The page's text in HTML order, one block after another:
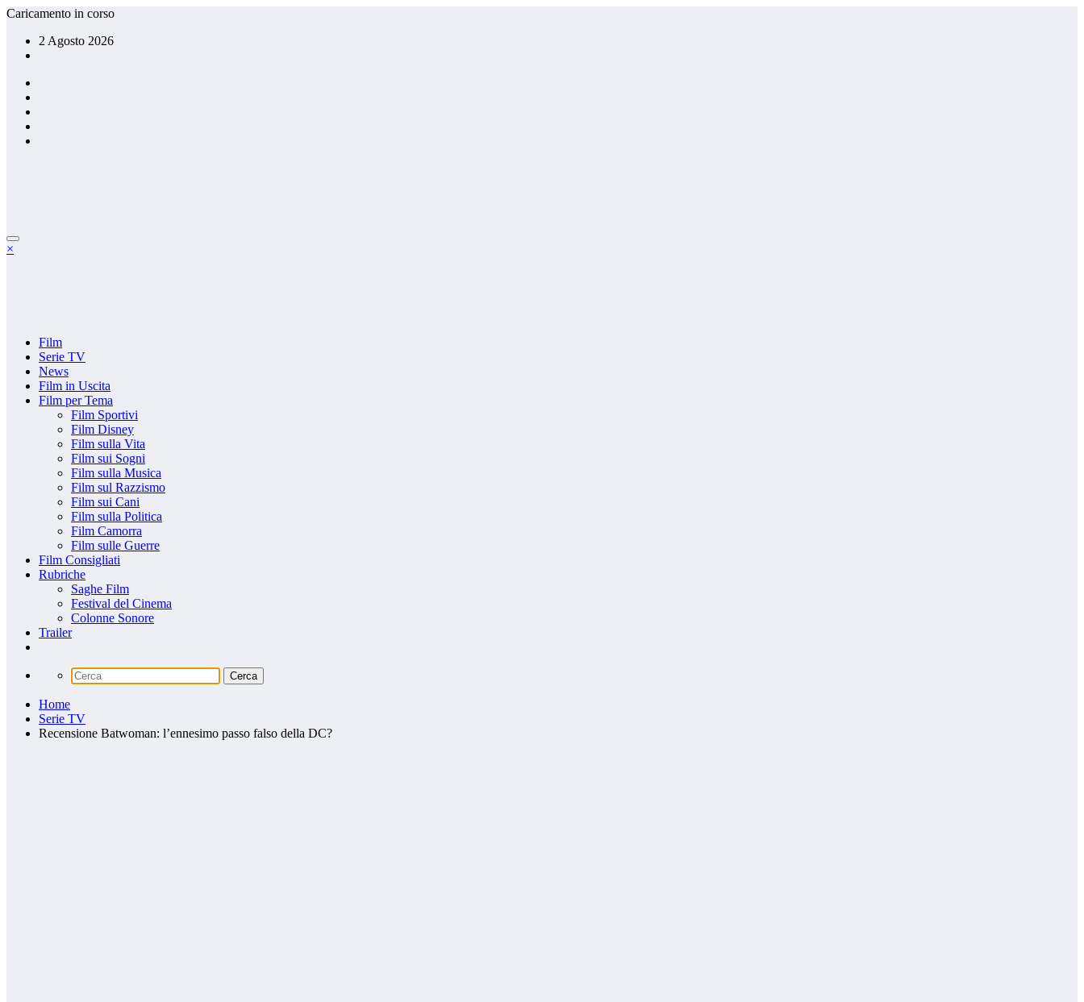
Vai
contenuto
Caricamento in corso
2 Agosto 2026
×
Film
Serie TV
News
Film in Uscita
Film per Tema
Film Sportivi
Film Disney
Film sulla Vita
Film sui Sogni
Film sulla Musica
Film sul Razzismo
Film sui Cani
Film sulla Politica
Film Camorra
Film sulle Guerre
Film Consigliati
Rubriche
Saghe Film
Festival del Cinema
Colonne Sonore
Trailer
Home
Serie TV
Recensione Batwoman: l’ennesimo passo falso della DC?